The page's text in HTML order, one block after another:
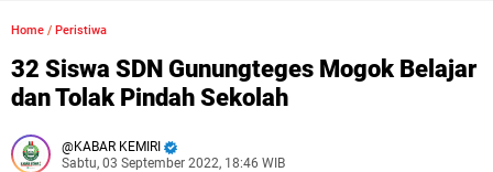
Home / Peristiwa
32 Siswa SDN Gunungteges Mogok Belajar
dan Tolak Pindah Sekolah
KABAR KEMIRI
Sabtu, 03 September 2022, 18:46 WIB